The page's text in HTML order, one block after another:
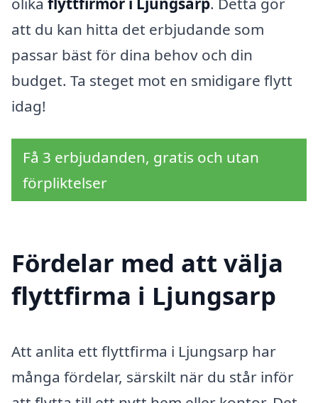
att du kan hitta det erbjudande som
passar bäst för dina behov och din
budget. Ta steget mot en smidigare flytt
idag!
Få 3 erbjudanden, gratis och utan
förpliktelser
Fördelar med att välja
flyttfirma i Ljungsarp
Att anlita ett flyttfirma i Ljungsarp har
många fördelar, särskilt när du står inför